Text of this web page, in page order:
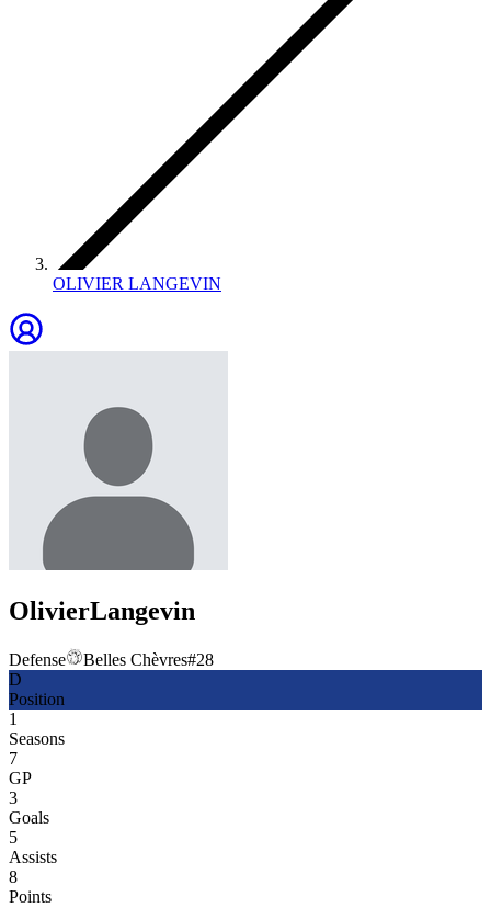
OLIVIER LANGEVIN
OlivierLangevin
Defense Belles Chèvres#28
D
Position
1
Seasons
7
GP
3
Goals
5
Assists
8
Points